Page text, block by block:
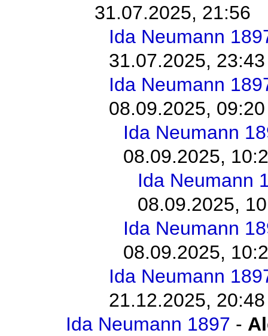
31.07.2025, 21:56
Ida Neumann
31.07.2025, 23:43
Ida Neumann
08.09.2025, 09:20
Ida Neumann
08.09.2025,
Ida Neumann
08.09.2025,
Ida Neumann
08.09.2025,
Ida Neumann
21.12.2025, 20:48
Ida Neumann 1897 -